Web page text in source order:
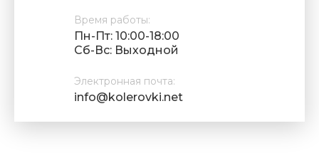
Время работы:
Пн-Пт: 10:00-18:00
Cб-Вс: Выходной
Электронная почта:
info@kolerovki.net